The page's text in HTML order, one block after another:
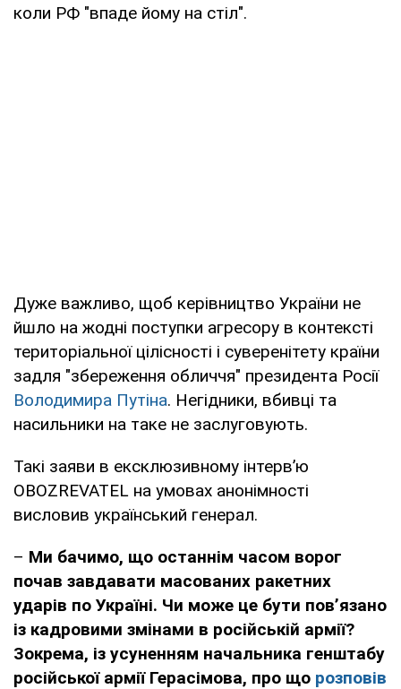
коли РФ "впаде йому на стіл".
Дуже важливо, щоб керівництво України не
йшло на жодні поступки агресору в контексті
територіальної цілісності і суверенітету країни
задля "збереження обличчя" президента Росії
Володимира Путіна. Негідники, вбивці та
насильники на таке не заслуговують.
Такі заяви в ексклюзивному інтерв’ю
OBOZREVATEL на умовах анонімності
висловив український генерал.
– Ми бачимо, що останнім часом ворог
почав завдавати масованих ракетних
ударів по Україні. Чи може це бути пов’язано
із кадровими змінами в російській армії?
Зокрема, із усуненням начальника генштабу
російської армії Герасімова, про що розповів